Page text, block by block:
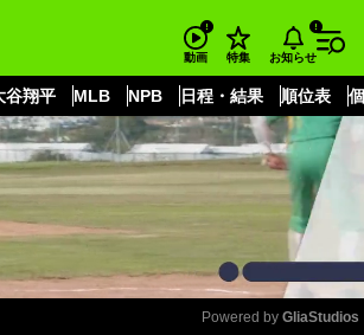
動画 特集 お知らせ
谷翔平 MLB NPB 日程・結果 順位表
もっと見る
Powered by GliaStudios